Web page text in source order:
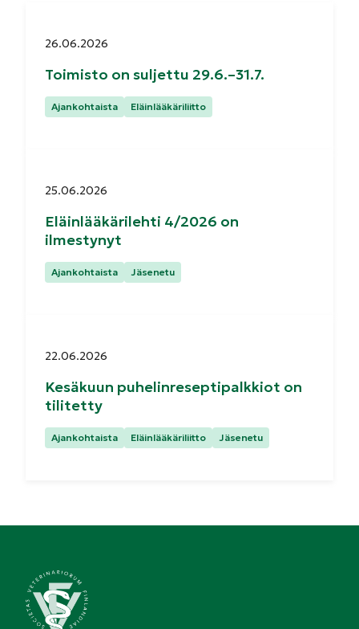
Julkaistu:
26.06.2026
Toimisto on suljettu 29.6.–31.7.
Kategoriat:
Ajankohtaista Eläinlääkäriliitto
Julkaistu:
25.06.2026
Eläinlääkärilehti 4/2026 on
ilmestynyt
Kategoriat:
Ajankohtaista Jäsenetu
Julkaistu:
22.06.2026
Kesäkuun puhelinreseptipalkkiot on
tilitetty
Kategoriat:
Ajankohtaista Eläinlääkäriliitto Jäsenetu